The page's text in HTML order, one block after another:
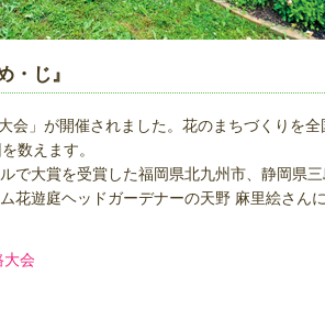
じ』
会」が開催されました。花のまちづくりを全
数えます。
で大賞を受賞した福岡県北九州市、静岡県
花遊庭ヘッドガーデナーの天野 麻里絵さん
大会